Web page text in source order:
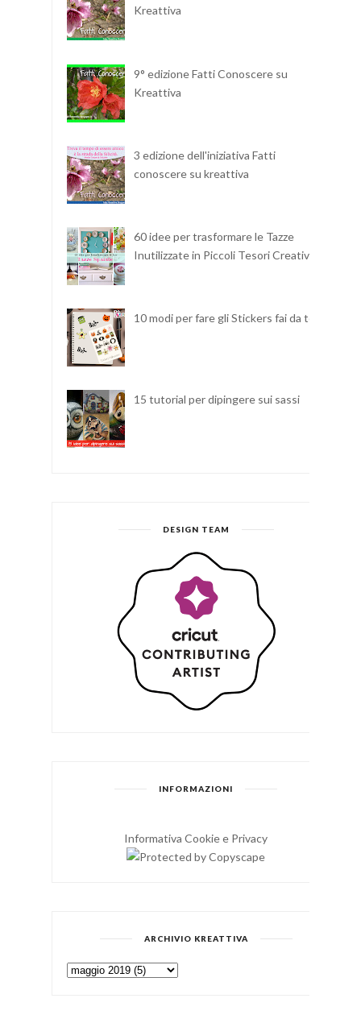
Kreattiva
9° edizione Fatti Conoscere su
Kreattiva
3 edizione dell'iniziativa Fatti
conoscere su kreattiva
60 idee per trasformare le Tazze
Inutilizzate in Piccoli Tesori Creativi
10 modi per fare gli Stickers fai da te
15 tutorial per dipingere sui sassi
DESIGN TEAM
INFORMAZIONI
Informativa Cookie e Privacy
ARCHIVIO KREATTIVA